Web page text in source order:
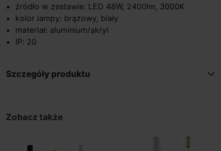
źródło w zestawie: LED 48W, 2400lm, 3000K
kolor lampy: brązowy, biały
materiał: aluminium/akryl
IP: 20
Szczegóły produktu
Zobacz także